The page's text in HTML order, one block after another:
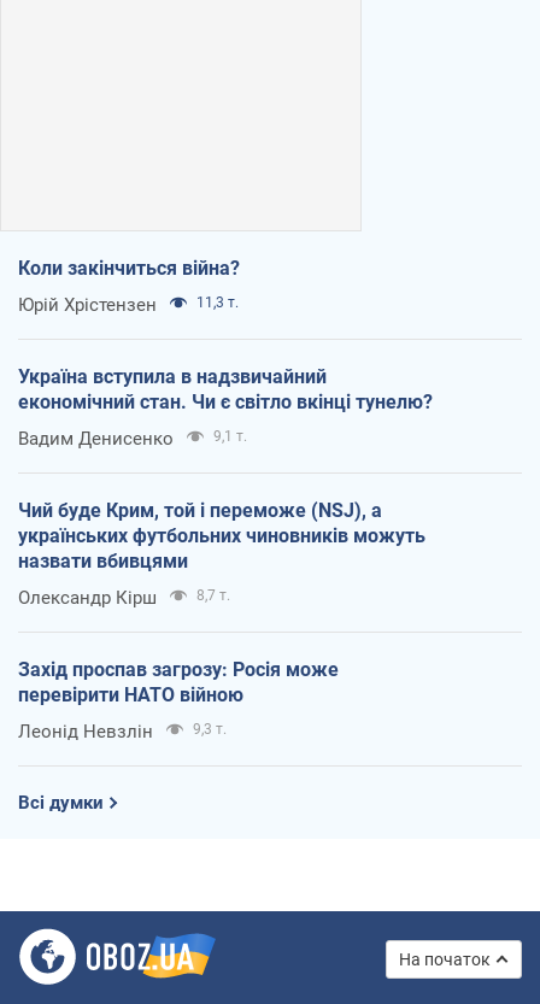
Коли закінчиться війна?
Юрій Хрістензен 11,3 т.
Україна вступила в надзвичайний
економічний стан. Чи є світло вкінці тунелю?
Вадим Денисенко 9,1 т.
Чий буде Крим, той і переможе (NSJ), а
українських футбольних чиновників можуть
назвати вбивцями
Олександр Кірш 8,7 т.
Захід проспав загрозу: Росія може
перевірити НАТО війною
Леонід Невзлін 9,3 т.
Всі думки
На початок